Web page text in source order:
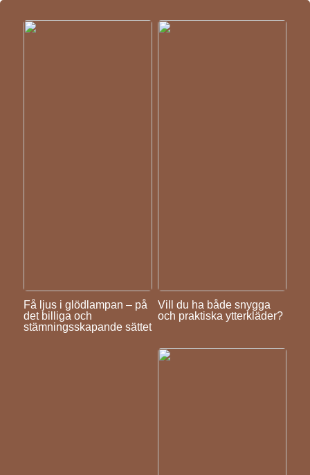
Få ljus i glödlampan – på
det billiga och
stämningsskapande sättet
Vill du ha både snygga
och praktiska ytterkläder?